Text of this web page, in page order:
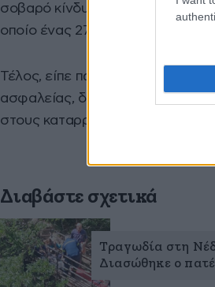
σοβαρό κίνδυνο. Θυμήθηκε και
οποίο ένας 27χρονος είχε
Τέλος, είπε πως άτομα χωρίς την
ασφαλείας,
στους καταρράκτες.
Διαβάστε σχετικά
Τραγωδία στη
Διασώθηκε ο